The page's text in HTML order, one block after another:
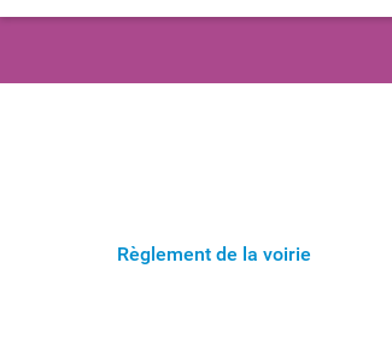
Règlement de la voirie